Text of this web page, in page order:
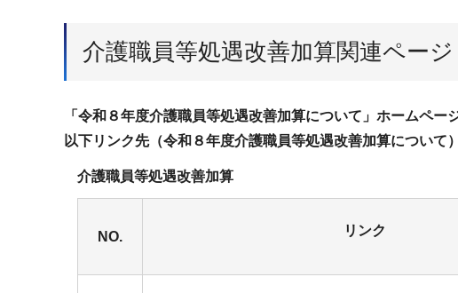
介護職員等処遇改善加算関連ページ
「令和８年度介護職員等処遇改善加算について」ホームペー
以下リンク先（令和８年度介護職員等処遇改善加算について
介護職員等処遇改善加算
NO. リンク